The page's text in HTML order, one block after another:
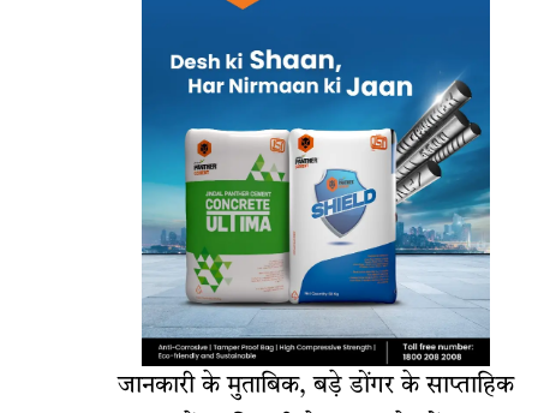
जानकारी के मुताबिक, बड़े डोंगर के साप्ताहिक